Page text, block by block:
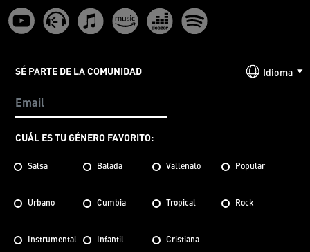
SÉ PARTE DE LA COMUNIDAD
CUÁL ES TU GÉNERO FAVORITO:
Salsa Balada Vallenato Popular
Urbano Cumbia Tropical Rock
Instrumental Infantil Cristiana
Idioma